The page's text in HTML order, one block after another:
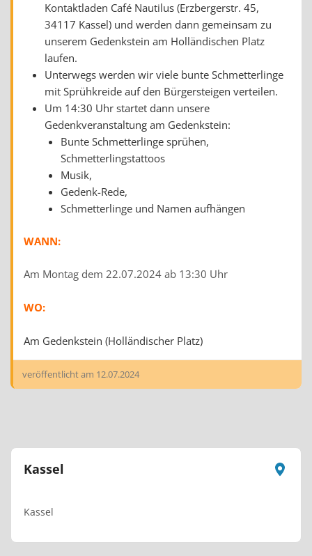
Kontaktladen Café Nautilus (Erzbergerstr. 45,
34117 Kassel) und werden dann gemeinsam zu
unserem Gedenkstein am Holländischen Platz
laufen.
Unterwegs werden wir viele bunte Schmetterlinge
mit Sprühkreide auf den Bürgersteigen verteilen.
Um 14:30 Uhr startet dann unsere
Gedenkveranstaltung am Gedenkstein:
Bunte Schmetterlinge sprühen,
Schmetterlingstattoos
Musik,
Gedenk-Rede,
Schmetterlinge und Namen aufhängen
WANN:
Am Montag dem 22.07.2024 ab 13:30 Uhr
WO:
Am Gedenkstein (Holländischer Platz)
veröffentlicht am 12.07.2024
Kassel
Kassel